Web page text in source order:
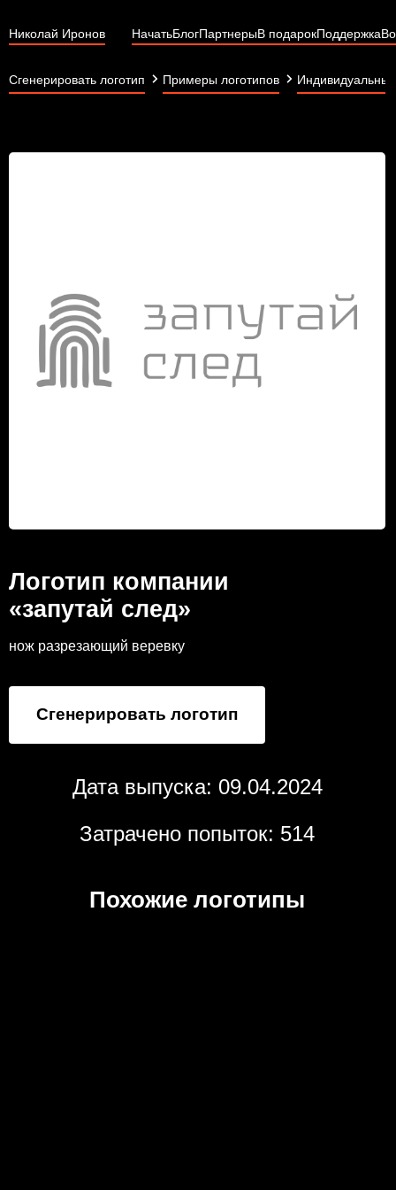
Николай Иронов НачатьБлогПартнерыВ подарокПоддержка
Сгенерировать логотип Примеры логотипов
Логотип компании
«запутай след»
нож разрезающий веревку
Сгенерировать логотип
Дата выпуска: 09.04.2024
Затрачено попыток: 514
Похожие логотипы